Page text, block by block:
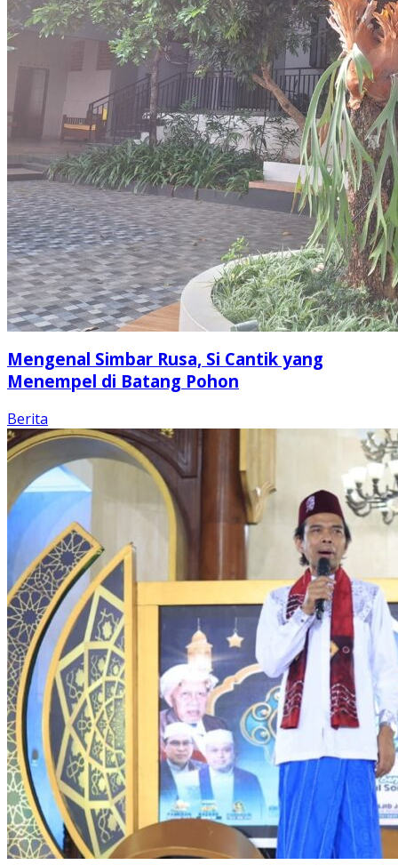
Mengenal Simbar Rusa, Si Cantik yang
Menempel di Batang Pohon
Berita